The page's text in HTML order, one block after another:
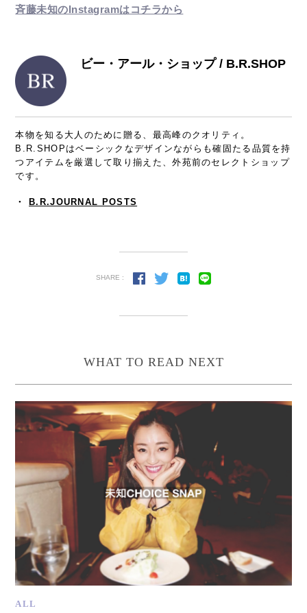
斉藤未知のInstagramはコチラから
ビー・アール・ショップ / B.R.SHOP
本物を知る大人のために贈る、最高峰のクオリティ。
B.R.SHOPはベーシックなデザインながらも確固たる品質を持
つアイテムを厳選して取り揃えた、外苑前のセレクトショップ
です。
・ B.R.JOURNAL POSTS
SHARE :
WHAT TO READ NEXT
ALL